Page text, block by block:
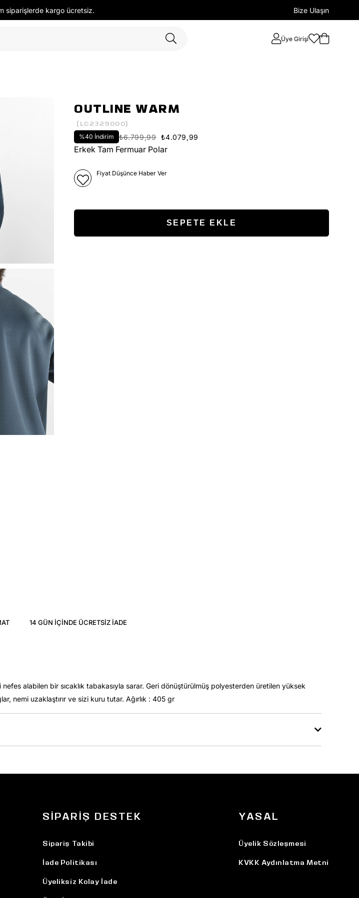
siparişlerde kargo ücretsiz. Bize Ulaşın
Üye Girişi
OUTLINE WARM
(LC2329000)
%40 İndirim ₺6.799,99 ₺4.079,99
Erkek Tam Fermuar Polar
Fiyat Düşünce Haber Ver
14 GÜN IÇINDE ÜCRETSIZ IADE
alabilen bir sıcaklık tabakasıyla sarar. Geri dönüştürülmüş polyesterden üretilen yüksek
nemi uzaklaştırır ve sizi kuru tutar. Ağırlık : 405 gr
SIPARIŞ DESTEK
Sipariş Takibi
İade Politikası
Üyeliksiz Kolay İade
YASAL
Üyelik Sözleşmesi
KVKK Aydınlatma Metni